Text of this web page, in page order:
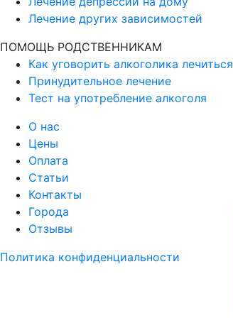
Лечение других зависимостей
ПОМОЩЬ РОДСТВЕННИКАМ
Как уговорить алкоголика лечиться
Принудительное лечение
Тест на употребление алкоголя
О нас
Цены
Оплата
Статьи
Контакты
Города
Отзывы
Политика конфиденциальности